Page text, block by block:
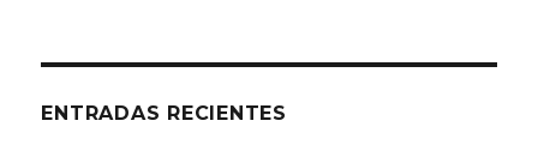
ENTRADAS RECIENTES